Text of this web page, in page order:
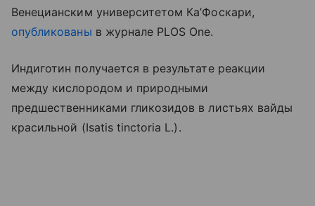
Венецианским университетом Ка’Фоскари,
опубликованы в журнале PLOS One.
Индиготин получается в результате реакции
между кислородом и природными
предшественниками гликозидов в листьях вайды
красильной (Isatis tinctoria L.).